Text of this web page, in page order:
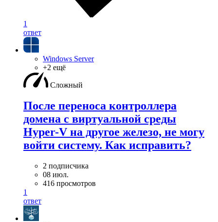
1
ответ
Windows Server
+2 ещё
Сложный
После переноса контроллера
домена с виртуальной среды
Hyper-V на другое железо, не могу
войти систему. Как исправить?
2 подписчика
08 июл.
416 просмотров
1
ответ